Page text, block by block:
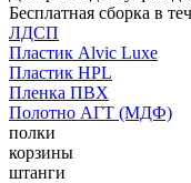
Бесплатная сборка в
ЛДСП
Пластик Alvic Luxe
Пластик HPL
Пленка ПВХ
Полотно АГТ (МДФ)
полки
корзины
штанги